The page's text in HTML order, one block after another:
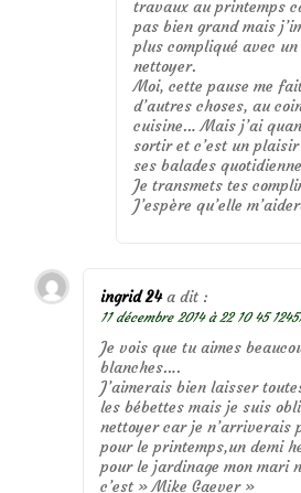
travaux au printemps
pas bien grand mais
plus compliqué avec
nettoyer.
Moi, cette pause me
d’autres choses, au
cuisine… Mais j’ai
sortir et c’est un
ses balades
Je transmets tes
J’espère qu’elle
ingrid 24 a dit :
11 décembre 2014 à 22 10 45
Je vois que tu aimes
blanches….
J’aimerais bien laisser
les bébettes mais je suis
nettoyer car je n’arriverais
pour le printemps,un demi
pour le jardinage mon mari
c’est » Mike Gaever »